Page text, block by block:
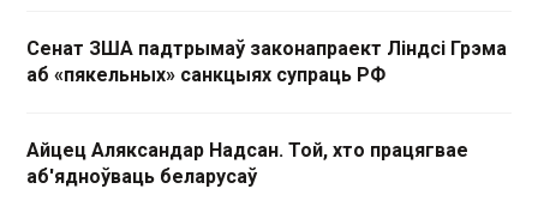
Сенат ЗША падтрымаў законапраект Ліндсі Грэма
аб «пякельных» санкцыях супраць РФ
Айцец Аляксандар Надсан. Той, хто працягвае
аб'ядноўваць беларусаў